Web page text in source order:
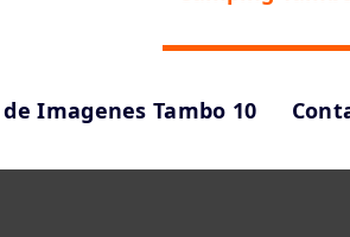
Imagenes Tambo 10